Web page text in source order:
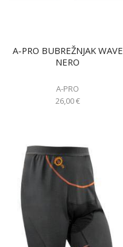
A-PRO BUBREŽNJAK WAVE
NERO
A-PRO
26,00€